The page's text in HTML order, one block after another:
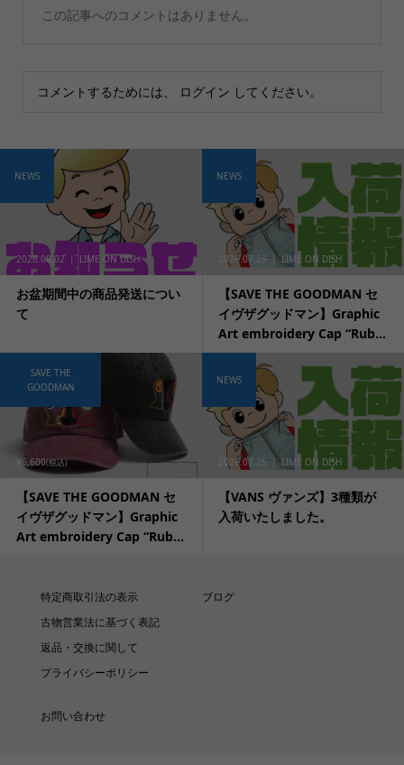
この記事へのコメントはありません。
コメントするためには、 ログイン してください。
2026.08.02 LIME ON DISH
お盆期間中の商品発送につい
て
NEWS
2026.07.29 LIME ON DISH
【SAVE THE GOODMAN セ
イヴザグッドマン】Graphic
Art embroidery Cap “Rub...
NEWS
¥6,600(税込)
【SAVE THE GOODMAN セ
イヴザグッドマン】Graphic
Art embroidery Cap “Rub...
SAVE THE
GOODMAN
2026.07.25 LIME ON DISH
【VANS ヴァンズ】3種類が
入荷いたしました。
NEWS
特定商取引法の表示
古物営業法に基づく表記
返品・交換に関して
プライバシーポリシー
ブログ
お問い合わせ